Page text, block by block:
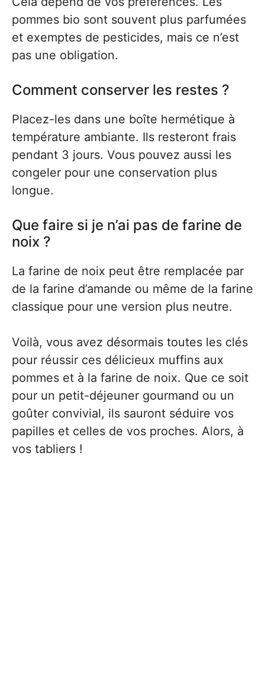
pommes bio sont souvent plus parfumées
et exemptes de pesticides, mais ce n’est
pas une obligation.
Comment conserver les restes ?
Placez-les dans une boîte hermétique à
température ambiante. Ils resteront frais
pendant 3 jours. Vous pouvez aussi les
congeler pour une conservation plus
longue.
Que faire si je n’ai pas de farine de
noix ?
La farine de noix peut être remplacée par
de la farine d’amande ou même de la farine
classique pour une version plus neutre.
Voilà, vous avez désormais toutes les clés
pour réussir ces délicieux muffins aux
pommes et à la farine de noix. Que ce soit
pour un petit-déjeuner gourmand ou un
goûter convivial, ils sauront séduire vos
papilles et celles de vos proches. Alors, à
vos tabliers !